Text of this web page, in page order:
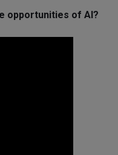
opportunities of AI?